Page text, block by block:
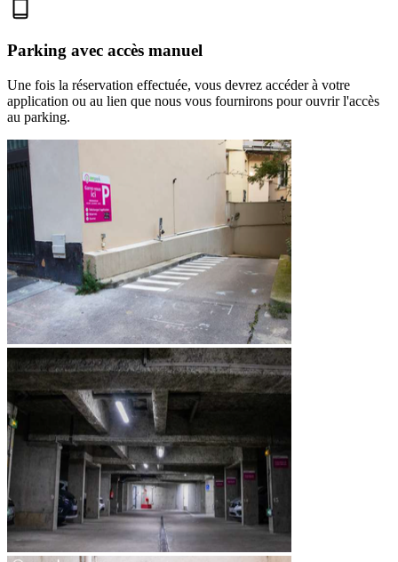
Parking avec accès manuel
Une fois la réservation effectuée, vous devrez accéder à votre
application ou au lien que nous vous fournirons pour ouvrir l'accès
au parking.